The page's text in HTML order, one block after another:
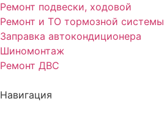
Ремонт подвески, ходовой
Ремонт и ТО тормозной системы
Заправка автокондиционера
Шиномонтаж
Ремонт ДВС
Навигация